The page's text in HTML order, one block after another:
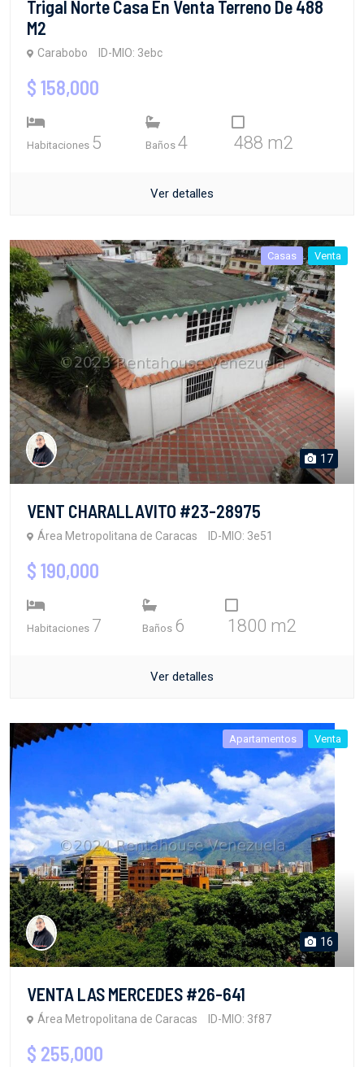
Trigal Norte Casa En Venta Terreno De 488
M2
Carabobo ID-MIO: 3ebc
$ 158,000
Habitaciones 5 Baños 4 488 m2
Ver detalles
Casas Venta
17
VENT CHARALLAVITO #23-28975
Área Metropolitana de Caracas ID-MIO: 3e51
$ 190,000
Habitaciones 7 Baños 6 1800 m2
Ver detalles
Apartamentos Venta
16
VENTA LAS MERCEDES #26-641
Área Metropolitana de Caracas ID-MIO: 3f87
$ 255,000